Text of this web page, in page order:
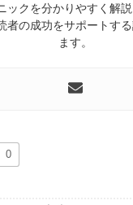
ックを分かりやすく解
者の成功をサポートす
ます。
0